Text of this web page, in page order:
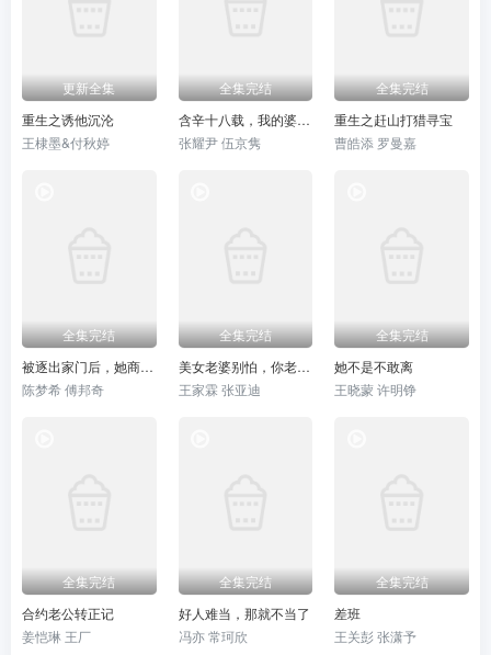
更新全集
重生之诱他沉沦
王棣墨&付秋婷
全集完结
含辛十八载，我的婆家全是假的
张耀尹 伍京隽
全集完结
重生之赶山打猎寻宝
曹皓添 罗曼嘉
全集完结
被逐出家门后，她商界封神
陈梦希 傅邦奇
全集完结
美女老婆别怕，你老公是无敌天师
王家霖 张亚迪
全集完结
她不是不敢离
王晓蒙 许明铮
全集完结
合约老公转正记
姜恺琳 王厂
全集完结
好人难当，那就不当了
冯亦 常珂欣
全集完结
差班
王关彭 张潇予